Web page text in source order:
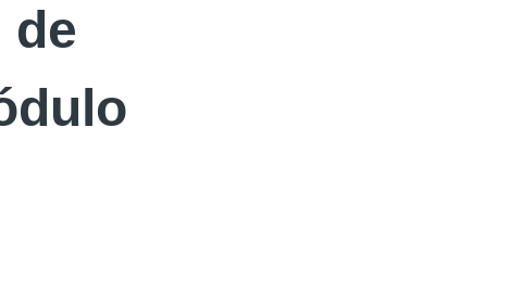
de